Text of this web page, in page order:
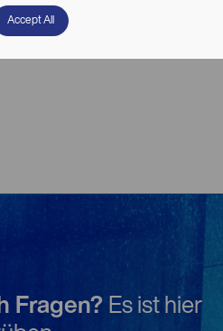
Fragen? Es ist hier
Accept All